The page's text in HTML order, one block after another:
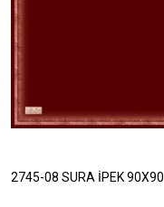
2745-08 SURA İPEK 90X90